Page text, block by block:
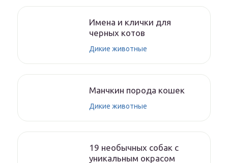
Имена и клички для
черных котов
Дикие животные
Манчкин порода кошек
Дикие животные
19 необычных собак с
уникальным окрасом